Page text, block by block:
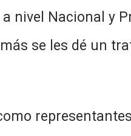
nivel Nacional y
se les dé un
del